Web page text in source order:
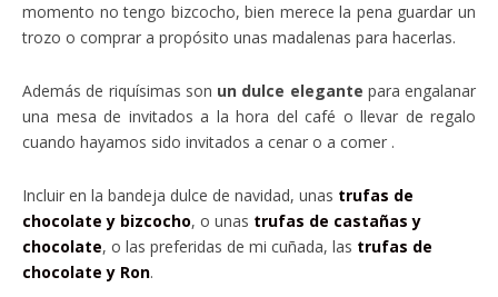
momento no tengo bizcocho, bien merece la pena guardar un
trozo o comprar a propósito unas madalenas para hacerlas.
Además de riquísimas son un dulce elegante para engalanar
una mesa de invitados a la hora del café o llevar de regalo
cuando hayamos sido invitados a cenar o a comer .
Incluir en la bandeja dulce de navidad, unas trufas de
chocolate y bizcocho, o unas trufas de castañas y
chocolate, o las preferidas de mi cuñada, las trufas de
chocolate y Ron.